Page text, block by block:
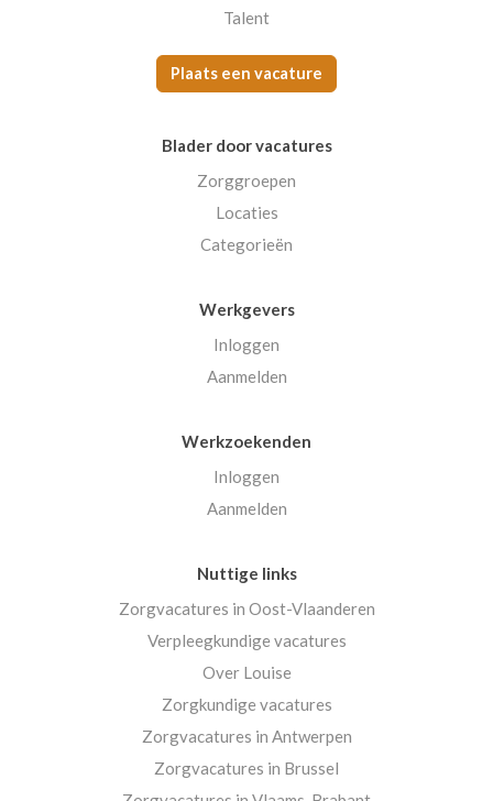
Talent
Plaats een vacature
Blader door vacatures
Zorggroepen
Locaties
Categorieën
Werkgevers
Inloggen
Aanmelden
Werkzoekenden
Inloggen
Aanmelden
Nuttige links
Zorgvacatures in Oost-Vlaanderen
Verpleegkundige vacatures
Over Louise
Zorgkundige vacatures
Zorgvacatures in Antwerpen
Zorgvacatures in Brussel